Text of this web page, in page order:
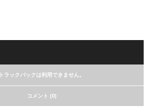
トラックバックは利用できません。
コメント (0)